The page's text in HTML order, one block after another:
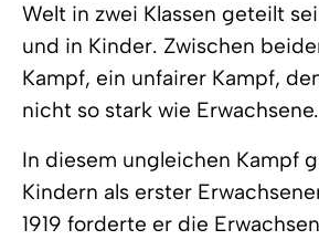
Welt in zwei Klassen geteilt
und in Kinder. Zwischen
Kampf, ein unfairer Kampf,
nicht so stark wie Erwachsene.
In diesem ungleichen Kampf
Kindern als erster
1919 forderte er die